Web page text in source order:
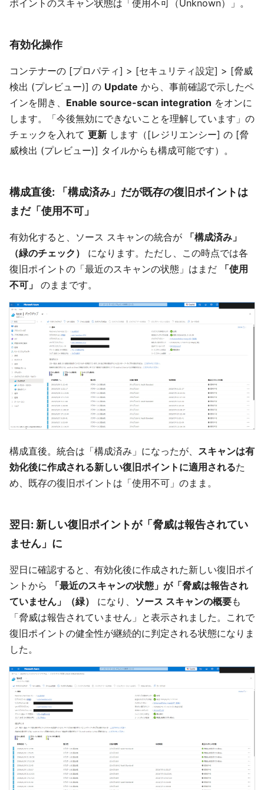
ポイントのスキャン状態は「使用不可（Unknown）」。
有効化操作
コンテナーの [プロパティ] > [セキュリティ設定] > [脅威
検出 (プレビュー)] の Update から、事前確認で示したペ
インを開き、 Enable source-scan integration をオンに
します。「今後無効にできないことを理解しています」の
チェックを入れて 更新 します（[レジリエンシー] の [脅
威検出 (プレビュー)] タイルからも構成可能です）。
構成直後: 「構成済み」だが既存の復旧ポイントは
まだ「使用不可」
有効化すると、ソース スキャンの統合が
「構成済み」
（緑のチェック）
になります。ただし、この時点では各
復旧ポイントの「最近のスキャンの状態」はまだ
「使用
不可」
のままです。
構成直後。統合は「構成済み」になったが、 スキャンは有
効化後に作成される新しい復旧ポイントに適用されるた
め、既存の復旧ポイントは「使用不可」のまま。
翌日: 新しい復旧ポイントが「脅威は報告されてい
ません」に
翌日に確認すると、有効化後に作成された新しい復旧ポイ
ントから
「最近のスキャンの状態」が「脅威は報告され
ていません」（緑）
になり、 ソース スキャンの概要も
「脅威は報告されていません」と表示されました。これで
復旧ポイントの健全性が継続的に判定される状態になりま
した。